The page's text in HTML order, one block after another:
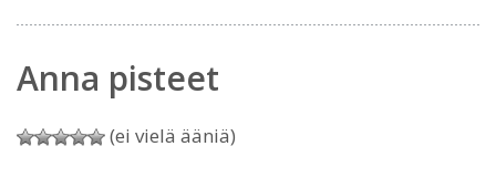
Anna pisteet
(ei vielä ääniä)